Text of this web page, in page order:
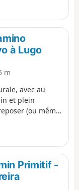
les pieds que
galicien
long du
à Lugo
m
avec au
et plein
(ou même
aussi
fontaines à
original
visite de l'église
de « cathédrale
Primitif -